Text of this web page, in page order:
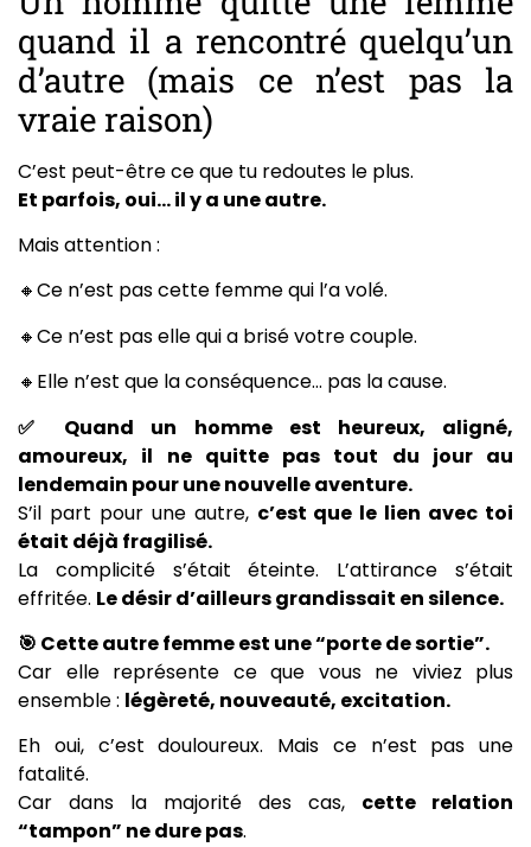
quand il a rencontré quelqu’un
d’autre (mais ce n’est pas la
vraie raison)
C’est peut-être ce que tu redoutes le plus.
Et parfois, oui… il y a une autre.
Mais attention :
🔸Ce n’est pas cette femme qui l’a volé.
🔸Ce n’est pas elle qui a brisé votre couple.
🔸Elle n’est que la conséquence… pas la cause.
✅ Quand un homme est heureux, aligné,
amoureux, il ne quitte pas tout du jour au
lendemain pour une nouvelle aventure.
S’il part pour une autre, c’est que le lien avec toi
était déjà fragilisé.
La complicité s’était éteinte. L’attirance s’était
effritée. Le désir d’ailleurs grandissait en silence.
🎯 Cette autre femme est une “porte de sortie”.
Car elle représente ce que vous ne viviez plus
ensemble : légèreté, nouveauté, excitation.
Eh oui, c’est douloureux. Mais ce n’est pas une
fatalité.
Car dans la majorité des cas, cette relation
“tampon” ne dure pas.